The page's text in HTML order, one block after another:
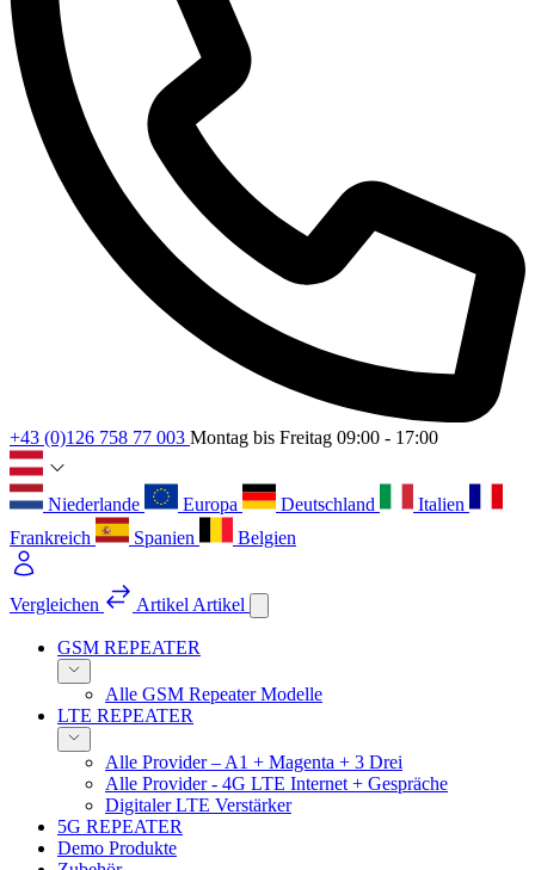
+43 (0)126 758 77 003 Montag bis Freitag 09:00 - 17:00
Niederlande Europa Deutschland
Italien
Frankreich
Spanien Belgien
Vergleichen Artikel Artikel
GSM REPEATER
Alle GSM Repeater Modelle
LTE REPEATER
Alle Provider – A1 + Magenta + 3 Drei
Alle Provider - 4G LTE Internet + Gespräche
Digitaler LTE Verstärker
5G REPEATER
Demo Produkte